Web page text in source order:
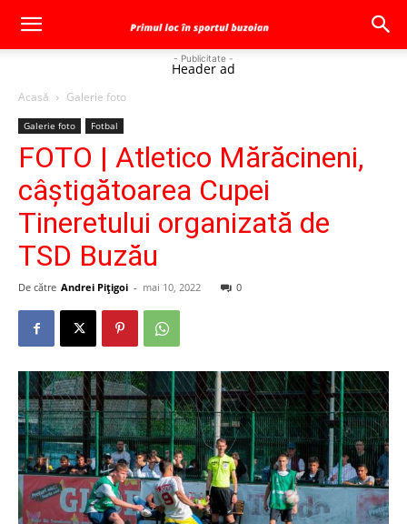
- Publicitate -
Header ad
Acasă Galerie foto
Galerie foto Fotbal
FOTO | Atletico Mărăcineni,
câştigătoarea Cupei
Tineretului organizată de
TSD Buzău
De către Andrei Pițigoi - mai 10, 2022 0